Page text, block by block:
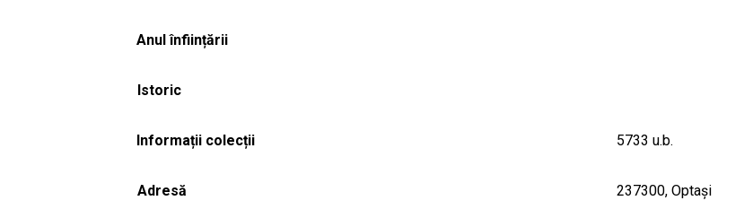
Anul înființării
Istoric
Informații colecții 5733 u.b.
Adresă 237300, Optaşi